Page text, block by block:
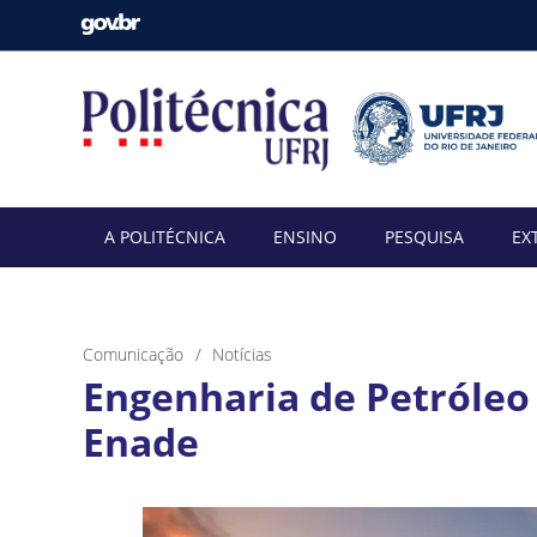
A POLITÉCNICA ENSINO PESQUISA
Comunicação Notícias
Engenharia de
Enade